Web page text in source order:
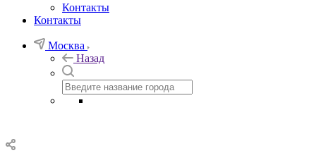
Контакты
Контакты
Москва
Назад